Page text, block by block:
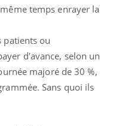
temps enrayer la
patients ou
d'avance, selon un
majoré de 30 %,
Sans quoi ils